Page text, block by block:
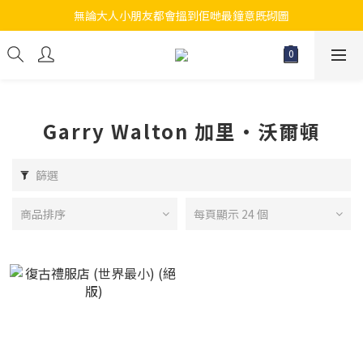
江帆天楊砌圖
無論大人小朋友都會搵到佢哋最鐘意既砌圖
江帆天楊砌圖
Garry Walton 加里·沃爾頓
篩選
商品排序 每頁顯示 24 個